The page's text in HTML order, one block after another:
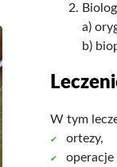
a)
b)
W tym
ortezy,
operacje